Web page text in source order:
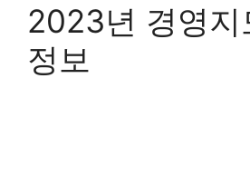
2023년 경영지
정보